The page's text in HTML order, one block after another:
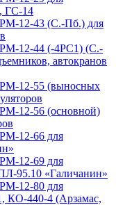
ГС-14
РМ-12-43 (С.-Пб.) для
РМ-12-44 (-4РС1) (С.-
автокранов
РМ-12-55 (выносных
РМ-12-56 (основной)
12-66 для
12-69 для
95.10 «Галичанин»
12-80 для
КО-440-4 (Арзамас,